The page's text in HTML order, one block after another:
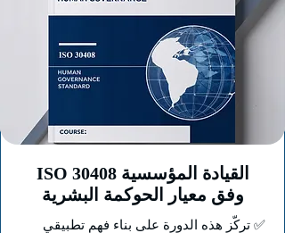
ISO 30408 القيادة المؤسسية
وفق معيار الحوكمة البشرية
✅ تركّز هذه الدورة على بناء فهم تطبيقي